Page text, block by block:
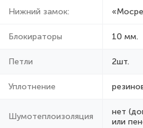
Нижний замок:
Блокираторы 10 мм.
Петли 2шт.
Уплотнение
Шумотеплоизоляция
нет
или